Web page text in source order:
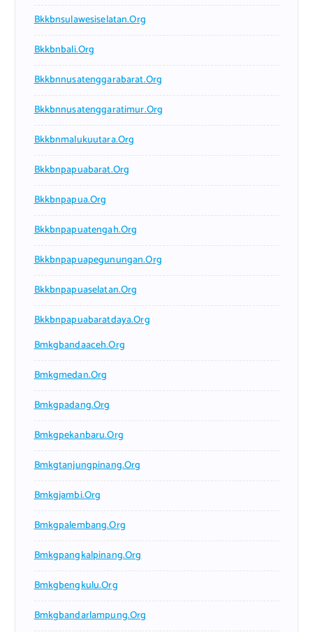
Bkkbnsulawesiselatan.org
Bkkbnbali.org
Bkkbnnusatenggarabarat.org
Bkkbnnusatenggaratimur.org
Bkkbnmalukuutara.org
Bkkbnpapuabarat.org
Bkkbnpapua.org
Bkkbnpapuatengah.org
Bkkbnpapuapegunungan.org
Bkkbnpapuaselatan.org
Bkkbnpapuabaratdaya.org
Bmkgbandaaceh.org
Bmkgmedan.org
Bmkgpadang.org
Bmkgpekanbaru.org
Bmkgtanjungpinang.org
Bmkgjambi.org
Bmkgpalembang.org
Bmkgpangkalpinang.org
Bmkgbengkulu.org
Bmkgbandarlampung.org